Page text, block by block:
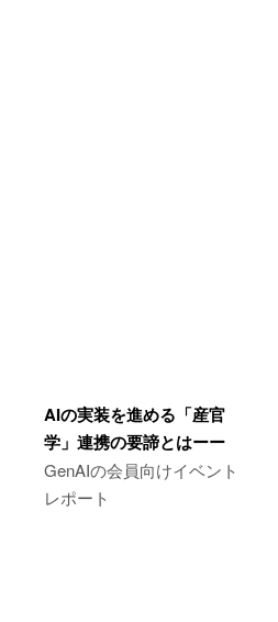
AIの実装を進める「産官
学」連携の要諦とはーー
GenAIの会員向けイベント
レポート